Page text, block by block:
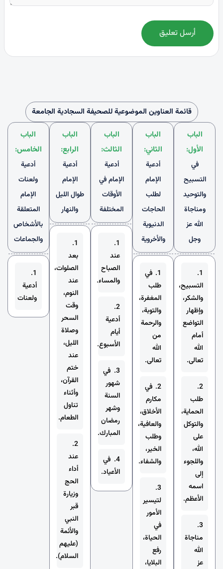
أرسل تعليق
قائمة العناوين الموضوعية للصحيفة السجادية الجامعة
الباب
الأول:
في
التسبيح
والتوحيد
ومناجاة
الله عز
وجل
1.
التسبيح،
والشكر،
وإظهار
التواضع
أمام
الله
تعالى.
2.
طلب
الحماية،
والتوكل
على
الله،
واللجوء
إلى
اسمه
الأعظم.
3.
مناجاة
الله
عز
الباب
الثاني:
أدعية
الإمام
لطلب
الحاجات
الدنيوية
والأخروية
1. في
طلب
المغفرة،
والتوبة،
والرحمة
من
الله
تعالى.
2. في
مكارم
الأخلاق،
والعافية،
وطلب
الخير،
والشفاء.
3.
لتيسير
الأمور
في
الحياة،
رفع
البلايا،
الباب
الثالث:
أدعية
الإمام في
الأوقات
المختلفة
1.
عند
الصباح
والمساء.
2.
أدعية
أيام
الأسبوع.
3. في
شهور
السنة
وشهر
رمضان
المبارك.
4. في
الأعياد.
الباب
الرابع:
أدعية
الإمام
طوال الليل
والنهار
1.
بعد
الصلوات،
عند
النوم،
وقت
السحر
وصلاة
الليل،
عند
ختم
القرآن،
وأثناء
تناول
الطعام.
2.
عند
أداء
الحج
وزيارة
قبر
النبي
والأئمة
(عليهم
السلام).
الباب
الخامس:
أدعية
ولعنات
الإمام
المتعلقة
بالأشخاص
والجماعات
1.
أدعية
ولعنات